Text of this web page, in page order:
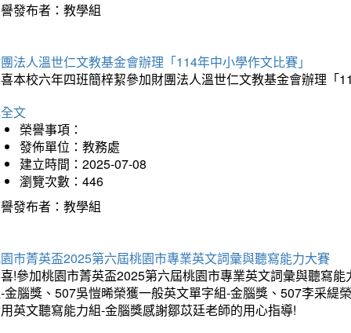
發布者：教學組
法人溫世仁文教基金會辦理「114年中小學作文比賽」
本校六年四班簡梓絜參加財團法人溫世仁文教基金會辦理「
文
榮譽事項：
發佈單位：教務處
建立時間：2025-07-08
瀏覽次數：446
發布者：教學組
市菁英盃2025第六屆桃園市專業英文詞彙與聽寫能力大賽
!參加桃園市菁英盃2025第六屆桃園市專業英文詞彙與聽寫
金腦獎、507吳愷晞榮獲一般英文單字組-金腦獎、507李采緹
英文聽寫能力組-金腦獎感謝鄒苡廷老師的用心指導!